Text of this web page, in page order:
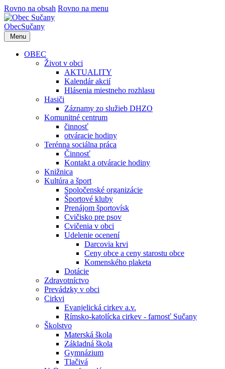
Rovno na obsah Rovno na menu
ObecSučany
Menu
OBEC
Život v obci
AKTUALITY
Kalendár akcií
Hlásenia miestneho rozhlasu
Hasiči
Záznamy zo služieb DHZO
Komunitné centrum
činnosť
otváracie hodiny
Terénna sociálna práca
Činnosť
Kontakt a otváracie hodiny
Knižnica
Kultúra a šport
Spoločenské organizácie
Športové kluby
Prenájom športovísk
Cvičisko pre psov
Cvičenia v obci
Udelenie ocenení
Darcovia krvi
Ceny obce a ceny starostu obce
Komenského plaketa
Dotácie
Zdravotníctvo
Prevádzky v obci
Cirkvi
Evanjelická cirkev a.v.
Rímsko-katolícka cirkev - farnosť Sučany
Školstvo
Materská škola
Základná škola
Gymnázium
Tlačivá